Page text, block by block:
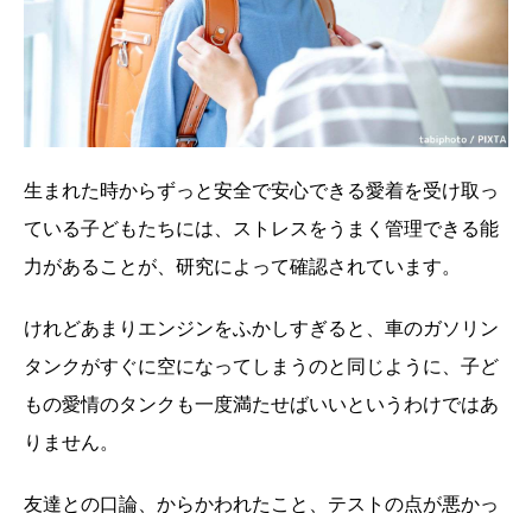
生まれた時からずっと安全で安心できる愛着を受け取っ
ている子どもたちには、ストレスをうまく管理できる能
力があることが、研究によって確認されています。
けれどあまりエンジンをふかしすぎると、車のガソリン
タンクがすぐに空になってしまうのと同じように、子ど
もの愛情のタンクも一度満たせばいいというわけではあ
りません。
友達との口論、からかわれたこと、テストの点が悪かっ